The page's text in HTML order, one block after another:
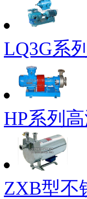
LQ3G系
HP系列
ZXB型不